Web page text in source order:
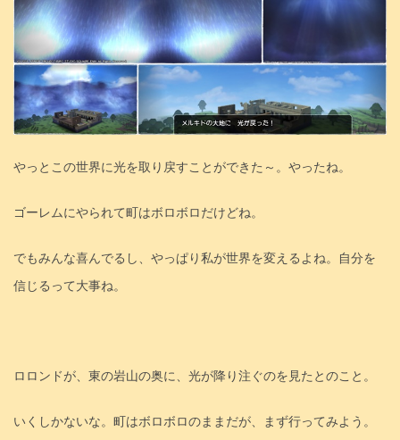
やっとこの世界に光を取り戻すことができた～。やったね。
ゴーレムにやられて町はボロボロだけどね。
でもみんな喜んでるし、やっぱり私が世界を変えるよね。自分を
信じるって大事ね。
ロロンドが、東の岩山の奥に、光が降り注ぐのを見たとのこと。
いくしかないな。町はボロボロのままだが、まず行ってみよう。